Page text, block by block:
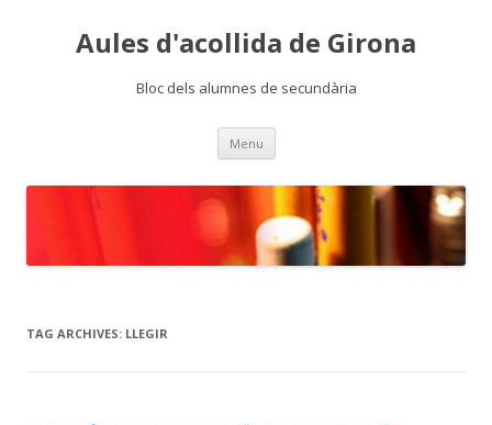
Aules d'acollida de Girona
Bloc dels alumnes de secundària
Menu Skip
content
TAG ARCHIVES: LLEGIR